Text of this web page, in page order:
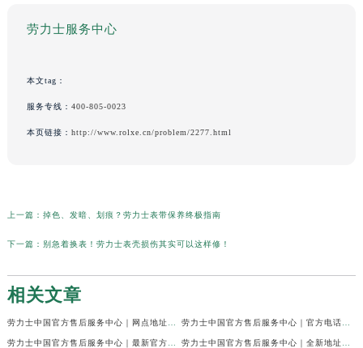
劳力士服务中心
本文tag：
服务专线： 400-805-0023
本页链接： http://www.rolxe.cn/problem/2277.html
上一篇： 掉色、发暗、划痕？劳力士表带保养终极指南
下一篇： 别急着换表！劳力士表壳损伤其实可以这样修！
相关文章